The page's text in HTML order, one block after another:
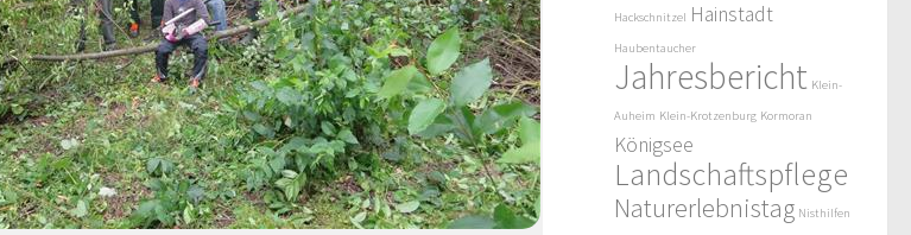
Hackschnitzel Hainstadt
Haubentaucher
Jahresbericht Klein-
Auheim Klein-Krotzenburg Kormoran
Königsee
Landschaftspflege
Naturerlebnistag Nisthilfen